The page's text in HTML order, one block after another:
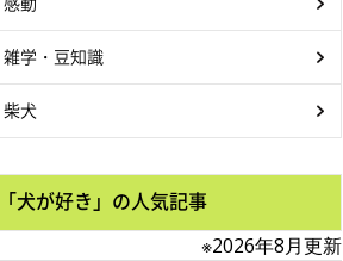
雑学・豆知識
柴犬
「犬が好き」の人気記事
※2026年8月更新